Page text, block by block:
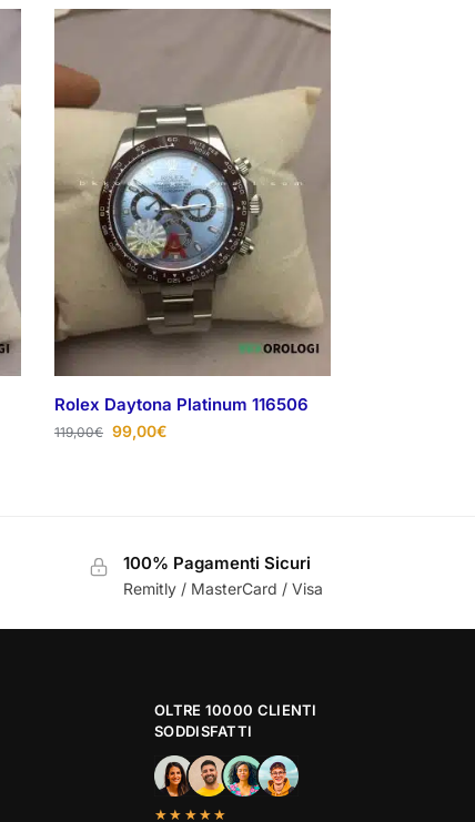
Rolex Daytona Platinum 116506
119,00€ 99,00€
100% Pagamenti Sicuri
Remitly / MasterCard / Visa
OLTRE 10000 CLIENTI
SODDISFATTI
★★★★★